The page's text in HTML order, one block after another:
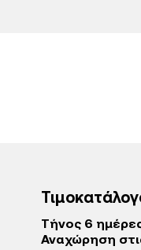
Τήνος 6
Αναχώρηση